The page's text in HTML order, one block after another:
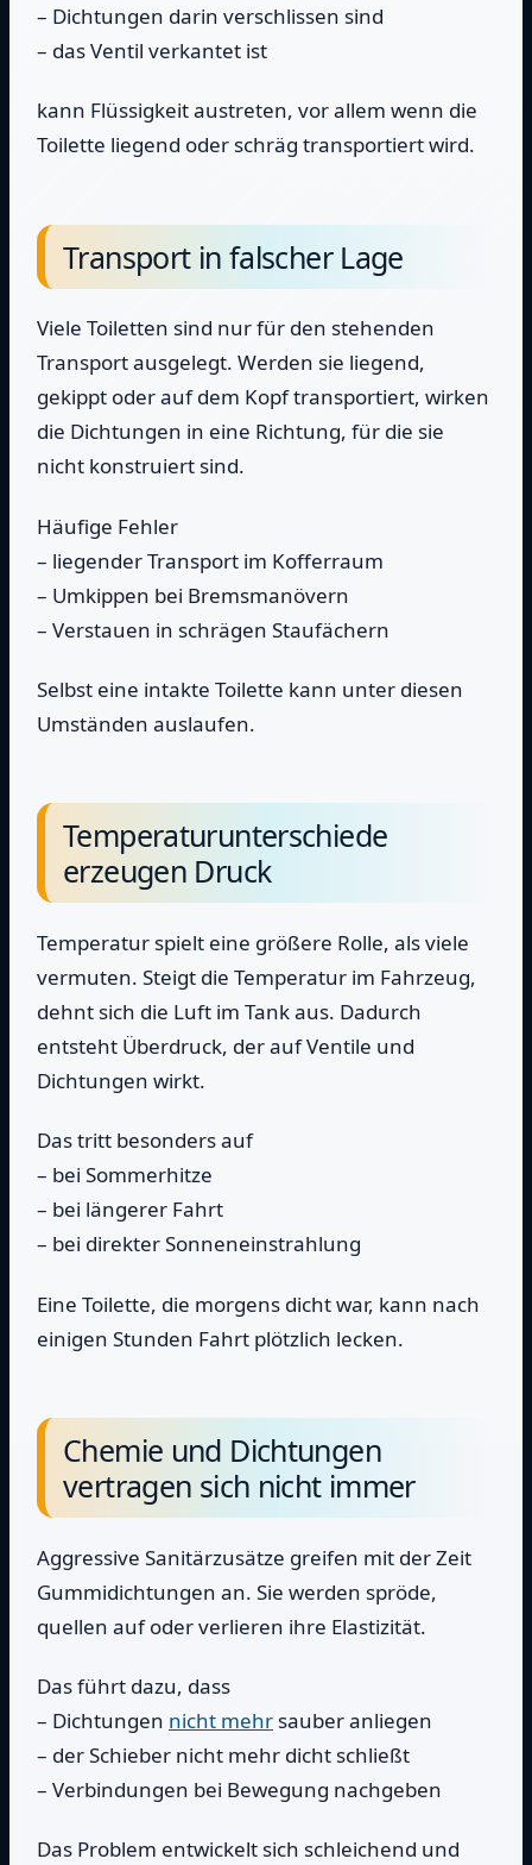
– Dichtungen darin verschlissen sind
– das Ventil verkantet ist
kann Flüssigkeit austreten, vor allem wenn die
Toilette liegend oder schräg transportiert wird.
Transport in falscher Lage
Viele Toiletten sind nur für den stehenden
Transport ausgelegt. Werden sie liegend,
gekippt oder auf dem Kopf transportiert, wirken
die Dichtungen in eine Richtung, für die sie
nicht konstruiert sind.
Häufige Fehler
– liegender Transport im Kofferraum
– Umkippen bei Bremsmanövern
– Verstauen in schrägen Staufächern
Selbst eine intakte Toilette kann unter diesen
Umständen auslaufen.
Temperaturunterschiede
erzeugen Druck
Temperatur spielt eine größere Rolle, als viele
vermuten. Steigt die Temperatur im Fahrzeug,
dehnt sich die Luft im Tank aus. Dadurch
entsteht Überdruck, der auf Ventile und
Dichtungen wirkt.
Das tritt besonders auf
– bei Sommerhitze
– bei längerer Fahrt
– bei direkter Sonneneinstrahlung
Eine Toilette, die morgens dicht war, kann nach
einigen Stunden Fahrt plötzlich lecken.
Chemie und Dichtungen
vertragen sich nicht immer
Aggressive Sanitärzusätze greifen mit der Zeit
Gummidichtungen an. Sie werden spröde,
quellen auf oder verlieren ihre Elastizität.
Das führt dazu, dass
– Dichtungen nicht mehr sauber anliegen
– der Schieber nicht mehr dicht schließt
– Verbindungen bei Bewegung nachgeben
Das Problem entwickelt sich schleichend und